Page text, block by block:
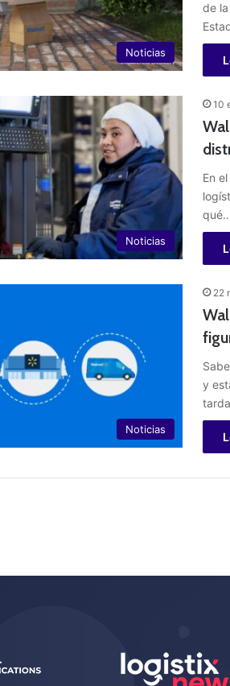
Noticias
de
Noticias
10
En
qué…
Noticias
22
y